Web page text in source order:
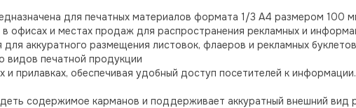
для печатных материалов формата 1/3 А4 размером 100
в офисах и местах продаж для распространения рекламных и
для аккуратного размещения листовок, флаеров и рекламных
видов печатной продукции
и прилавках, обеспечивая удобный доступ посетителей к
содержимое карманов и поддерживает аккуратный внешний вид